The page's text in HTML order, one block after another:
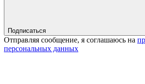
Подписаться
Отправляя сообщение, я соглашаюсь на
персональных данных